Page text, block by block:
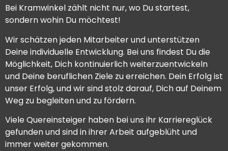
Bei Kramwinkel zählt nicht nur, wo Du startest,
sondern wohin Du möchtest!
Wir schätzen jeden Mitarbeiter und unterstützen
Deine individuelle Entwicklung. Bei uns findest Du die
Möglichkeit, Dich kontinuierlich weiterzuentwickeln
und Deine beruflichen Ziele zu erreichen. Dein Erfolg ist
unser Erfolg, und wir sind stolz darauf, Dich auf Deinem
Weg zu begleiten und zu fördern.
Viele Quereinsteiger haben bei uns ihr Karriereglück
gefunden und sind in ihrer Arbeit aufgeblüht und
immer weiter gekommen.